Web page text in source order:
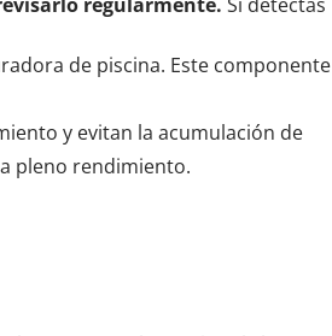
de piscina. Este componente
y evitan la acumulación de
pleno rendimiento.